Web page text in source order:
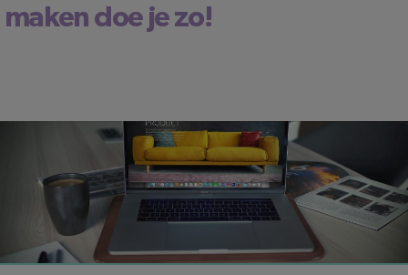
maken doe je zo!
LEESTIJD: 2 MINUTEN